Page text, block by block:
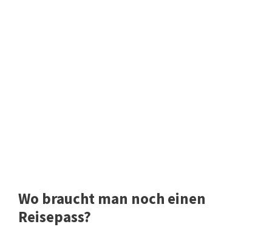
Wo braucht man noch einen
Reisepass?